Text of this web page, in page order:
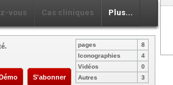
vous Cas cliniques Plus...
S'abonner
pages
8
Iconographies
4
Vidéos
0
Autres
3